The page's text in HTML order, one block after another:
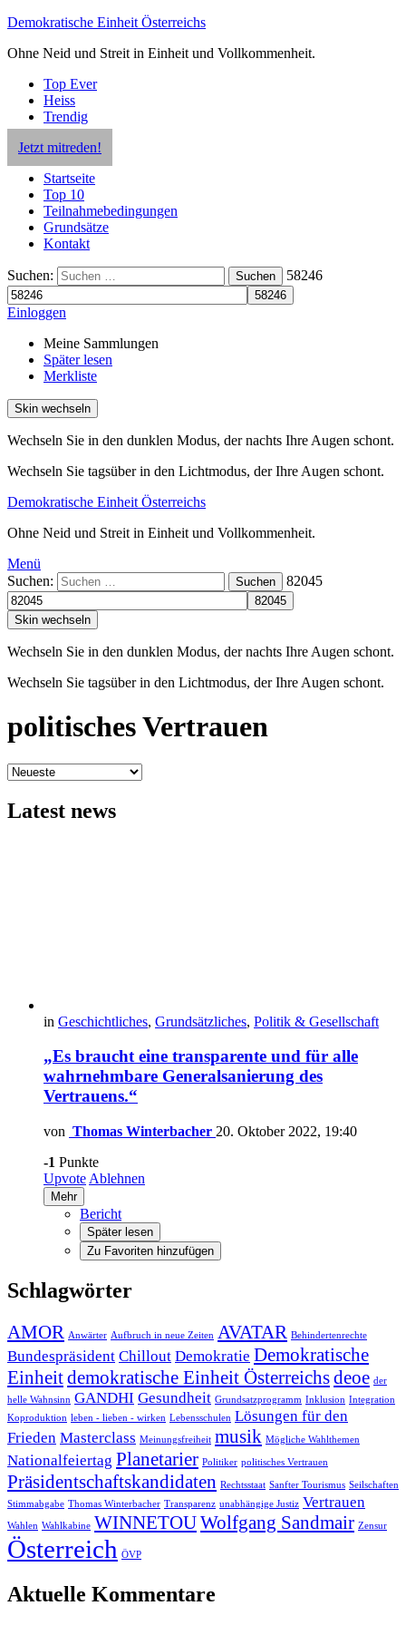
Demokratische Einheit Österreichs
Ohne Neid und Streit in Einheit und Vollkommenheit.
Top Ever
Heiss
Trendig
Jetzt mitreden!
Startseite
Top 10
Teilnahmebedingungen
Grundsätze
Kontakt
Suchen: Suchen 58246
Einloggen
Meine Sammlungen
Später lesen
Merkliste
Skin wechseln
Wechseln Sie in den dunklen Modus, der nachts Ihre Augen schont.
Wechseln Sie tagsüber in den Lichtmodus, der Ihre Augen schont.
Demokratische Einheit Österreichs
Ohne Neid und Streit in Einheit und Vollkommenheit.
Menü
Suchen:
Suchen 82045
Skin wechseln
Wechseln Sie in den dunklen Modus, der nachts Ihre Augen schont.
Wechseln Sie tagsüber in den Lichtmodus, der Ihre Augen schont.
politisches Vertrauen
Latest news
in Geschichtliches, Grundsätzliches, Politik & Gesellschaft
„Es braucht eine transparente und für alle
wahrnehmbare Generalsanierung des
Vertrauens.“
von Thomas Winterbacher 20. Oktober 2022, 19:40
-1 Punkte
Upvote Ablehnen
Mehr
Bericht
Später lesen
Zu Favoriten hinzufügen
Schlagwörter
AMOR Anwärter Aufbruch in neue Zeiten AVATAR Behindertenrechte
Bundespräsident Chillout Demokratie Demokratische
Einheitdemokratische Einheit Österreichsdeoe der
helle Wahnsinn GANDHI Gesundheit Grundsatzprogramm Inklusion Integration
Koproduktion leben - lieben - wirken Lebensschulen Lösungen für den
Frieden Masterclass Meinungsfreiheit musik Mögliche Wahlthemen
Nationalfeiertag Planetarier Politiker politisches Vertrauen
Präsidentschaftskandidaten Rechtsstaat Sanfter Tourismus Seilschaften
Stimmabgabe Thomas Winterbacher Transparenz unabhängige Justiz Vertrauen
Wahlen Wahlkabine WINNETOUWolfgang Sandmair Zensur
Österreich ÖVP
Aktuelle Kommentare